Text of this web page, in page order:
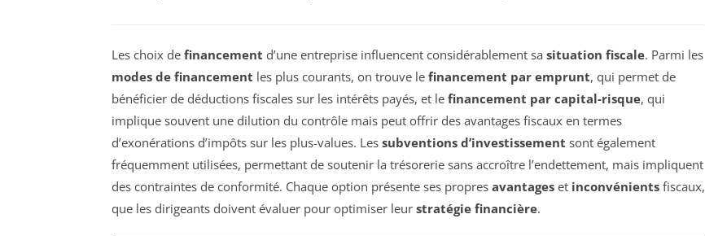
Les choix de financement d’une entreprise influencent considérablement sa situation fiscale. Parmi les
modes de financement les plus courants, on trouve le financement par emprunt, qui permet de
bénéficier de déductions fiscales sur les intérêts payés, et le financement par capital-risque, qui
implique souvent une dilution du contrôle mais peut offrir des avantages fiscaux en termes
d’exonérations d’impôts sur les plus-values. Les subventions d’investissement sont également
fréquemment utilisées, permettant de soutenir la trésorerie sans accroître l’endettement, mais impliquent
des contraintes de conformité. Chaque option présente ses propres avantages et inconvénients fiscaux,
que les dirigeants doivent évaluer pour optimiser leur stratégie financière.